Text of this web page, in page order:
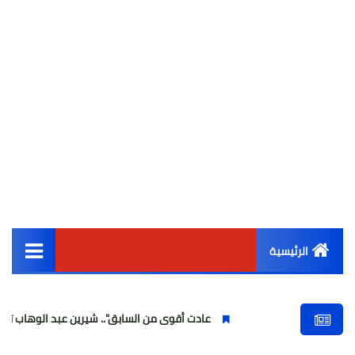
الرئيسية
أخبار مصر
عادت أقوى من السابق".. شيرين عبد الوهاب تتألق في